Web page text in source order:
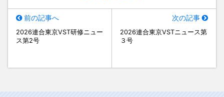
前の記事へ
2026連合東京VST研修ニュー
ス第2号
次の記事
2026連合東京VSTニュース第
３号